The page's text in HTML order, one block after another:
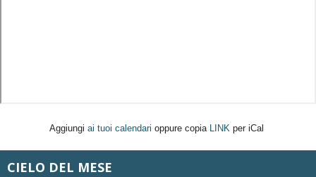
Aggiungi ai tuoi calendari oppure copia LINK per iCal
CIELO DEL MESE